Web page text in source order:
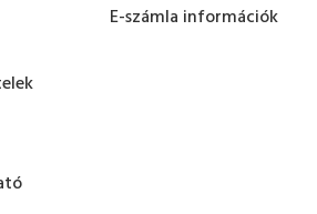
E-számla információk